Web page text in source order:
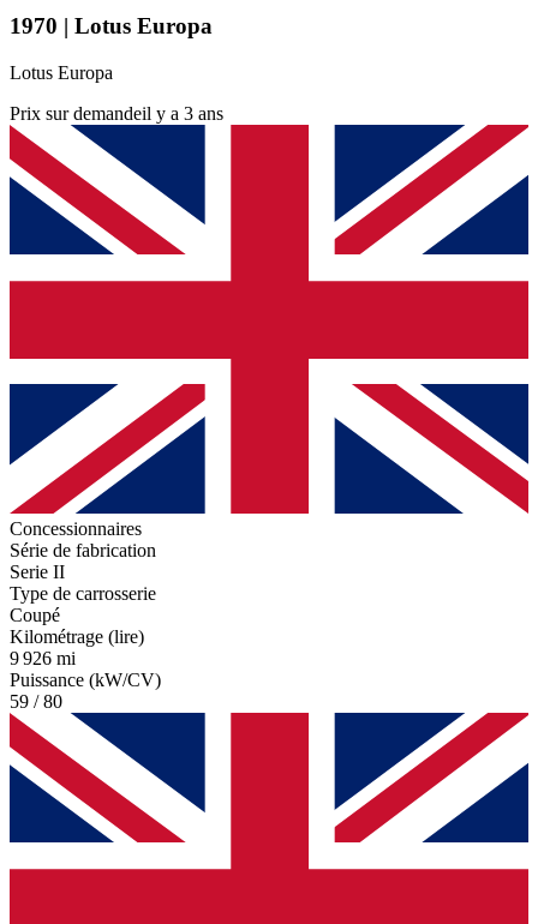
1970 | Lotus Europa
Lotus Europa
Prix sur demandeil y a 3 ans
Concessionnaires
Série de fabrication
Serie II
Type de carrosserie
Coupé
Kilométrage (lire)
9 926 mi
Puissance (kW/CV)
59 / 80